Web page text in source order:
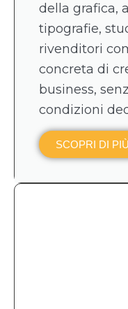
della grafica,
tipografie,
rivenditori
concreta di
business,
condizioni
SCOPRI DI PIÙ